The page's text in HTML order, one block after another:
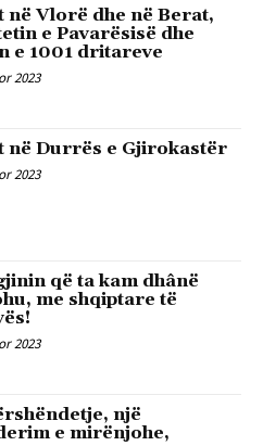
në Vlorë dhe në Berat,
e Pavarësisë dhe
e 1001 dritareve
2023
në Durrës e Gjirokastër
2023
që ta kam dhânë
me shqiptare të
2023
një
e mirënjohe,